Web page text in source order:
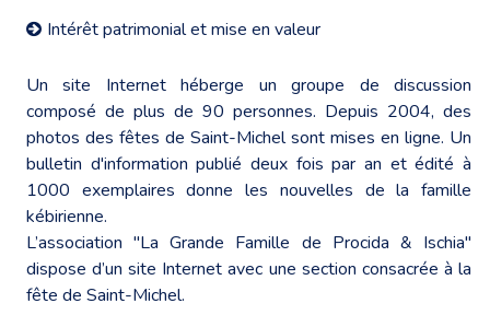
Intérêt patrimonial et mise en valeur
Unsite Internethéberge un groupe de discussion
composé de plus de 90 personnes. Depuis 2004, des
photos des fêtes de Saint-Michel sont mises en ligne. Un
bulletin d'information publié deux fois par an et édité à
1000 exemplaires donne les nouvelles de la famille
kébirienne.
L’association "La Grande Famille de Procida & Ischia"
dispose d’unsite Internet avec une section consacrée à la
fête de Saint-Michel.